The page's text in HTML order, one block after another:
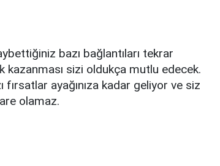
bazı bağlantıları tekrar
kazanması sizi oldukça mutlu edecek.
ayağınıza kadar geliyor ve siz
olamaz.